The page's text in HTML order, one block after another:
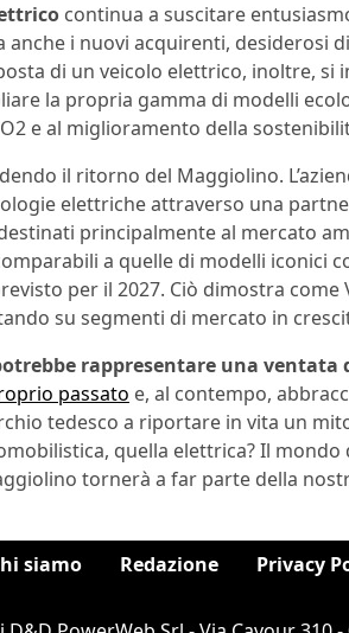
continua a suscitare
i nuovi acquirenti, desiderosi
di un veicolo elettrico, inoltre, si
la propria gamma di modelli
e al miglioramento della
il ritorno del Maggiolino.
elettriche attraverso una
principalmente al mercato
a quelle di modelli iconici
per il 2027. Ciò dimostra come
su segmenti di mercato in
rappresentare una ventata
passato e, al contempo,
tedesco a riportare in vita un
quella elettrica? Il mondo
tornerà a far parte della
siamo Redazione Privacy